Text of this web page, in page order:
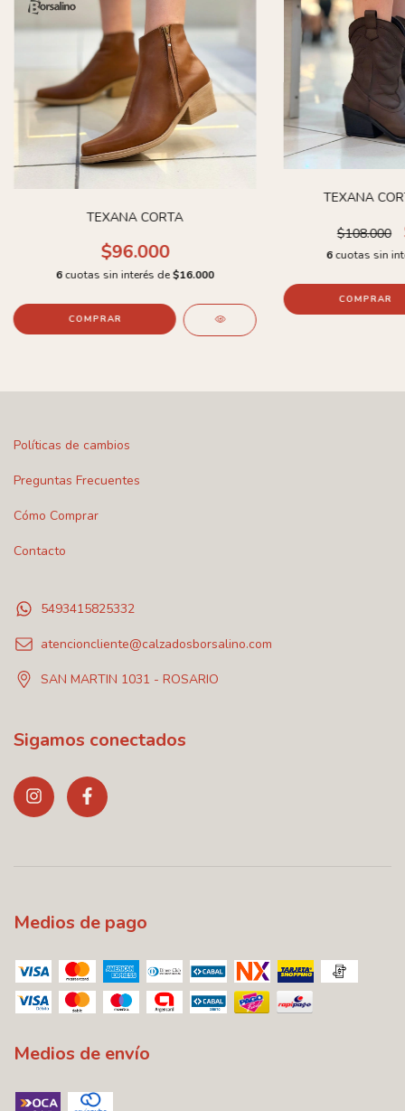
TEXANA CORTA
$96.000
6cuotas sin interés de$16.000
COMPRAR
TEXANA
$108.000
6 cuotas sin
COMPRAR
Políticas de cambios
Preguntas Frecuentes
Cómo Comprar
Contacto
5493415825332
atencioncliente@calzadosborsalino.com
SAN MARTIN 1031 - ROSARIO
Sigamos conectados
Medios de pago
Medios de envío